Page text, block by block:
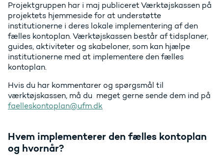
Projektgruppen har i maj publiceret Værktøjskassen på
projektets hjemmeside for at understøtte
institutionerne i deres lokale implementering af den
fælles kontoplan. Værktøjskassen består af tidsplaner,
guides, aktiviteter og skabeloner, som kan hjælpe
institutionerne med at implementere den fælles
kontoplan.
Hvis du har kommentarer og spørgsmål til
værktøjskassen, må du meget gerne sende dem ind på
faelleskontoplan@ufm.dk
Hvem implementerer den fælles kontoplan
og hvornår?